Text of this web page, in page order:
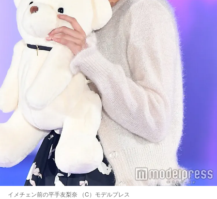
イメチェン前の平手友梨奈 （C）モデルプレス